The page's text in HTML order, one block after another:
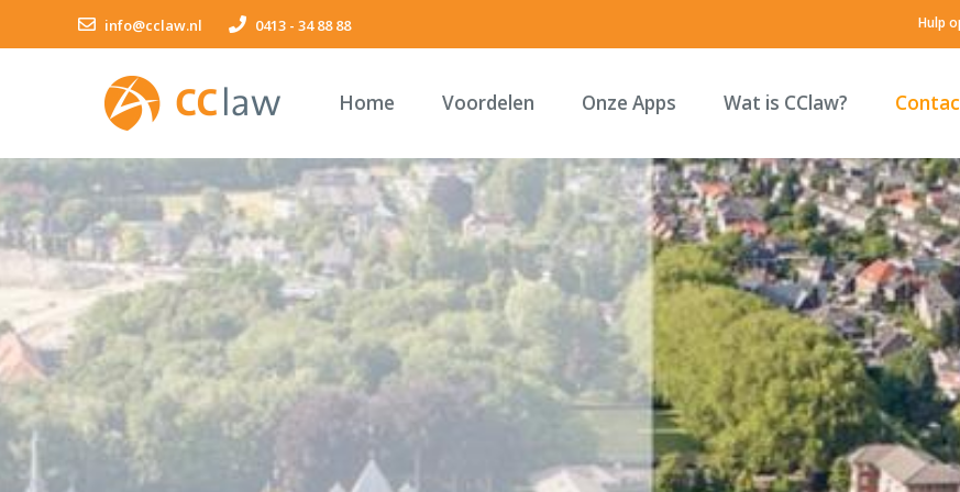
info@cclaw.nl 0413 - 34 88 88 Hulp
Home Voordelen Onze Apps Wat is CClaw?